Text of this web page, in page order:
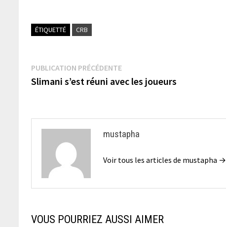
ÉTIQUETTÉ CRB
Navigation
de
PUBLICATION PRÉCÉDENTEPublication
précédente :
Slimani s’est réuni avec les joueurs
mustapha
Voir tous les articles de mustapha →
VOUS POURRIEZ AUSSI AIMER